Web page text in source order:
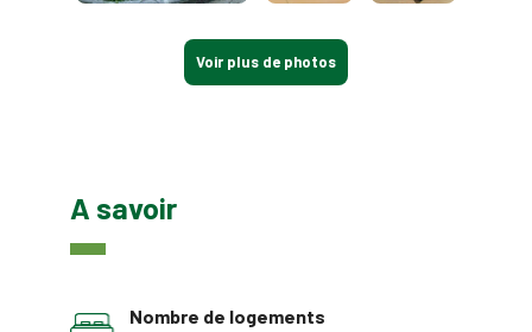
Voir plus de photos
A savoir
Nombre de logements